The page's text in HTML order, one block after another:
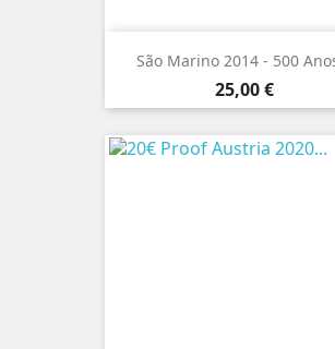
São Marino 2014 - 500
Preço
25,00 €